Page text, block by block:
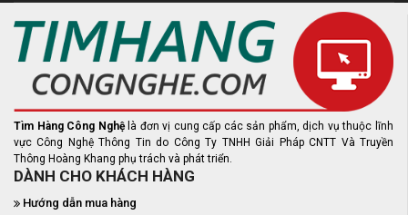
Tìm Hàng Công Nghệ là đơn vị cung cấp các sản phẩm, dịch vụ thuộc lĩnh
vực Công Nghệ Thông Tin do Công Ty TNHH Giải Pháp CNTT Và Truyền
Thông Hoàng Khang phụ trách và phát triển.
DÀNH CHO KHÁCH HÀNG
Hướng dẫn mua hàng